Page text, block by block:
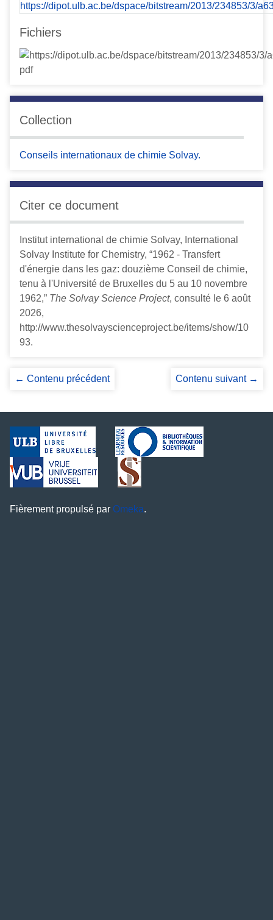
https://dipot.ulb.ac.be/dspace/bitstream/2013/234853/3/
Fichiers
Collection
Conseils internationaux de chimie Solvay.
Citer ce document
Institut international de chimie Solvay, International
Solvay Institute for Chemistry, “1962 - Transfert
d'énergie dans les gaz: douzième Conseil de chimie,
tenu à l'Université de Bruxelles du 5 au 10 novembre
1962,” The Solvay Science Project, consulté le 6 août
2026,
http://www.thesolvayscienceproject.be/items/show/10
93.
← Contenu précédent Contenu suivant →
Fièrement propulsé par Omeka.